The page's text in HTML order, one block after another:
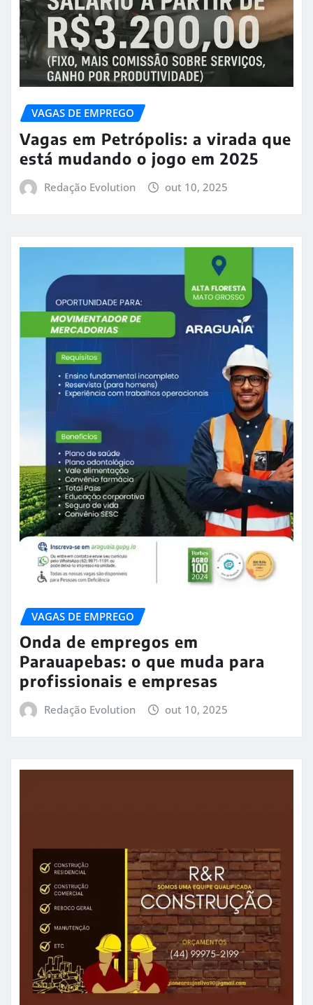
VAGAS DE EMPREGO
Vagas em Petrópolis: a virada que
está mudando o jogo em 2025
Redação Evolution out 10, 2025
VAGAS DE EMPREGO
Onda de empregos em
Parauapebas: o que muda para
profissionais e empresas
Redação Evolution out 10, 2025